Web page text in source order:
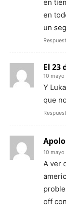
en
en
un
El 23
10 mayo
Y
que
10 mayo
A ver
off